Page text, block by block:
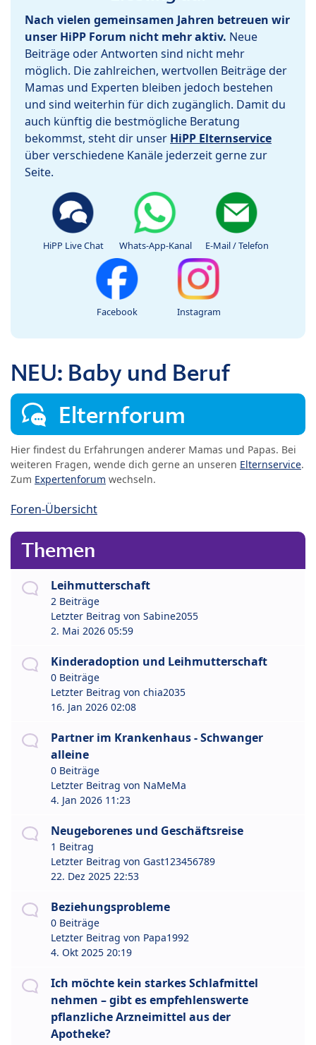
Nach vielen gemeinsamen Jahren betreuen wir
unser HiPP Forum nicht mehr aktiv. Neue
Beiträge oder Antworten sind nicht mehr
möglich. Die zahlreichen, wertvollen Beiträge der
Mamas und Experten bleiben jedoch bestehen
und sind weiterhin für dich zugänglich. Damit du
auch künftig die bestmögliche Beratung
bekommst, steht dir unser HiPP Elternservice
über verschiedene Kanäle jederzeit gerne zur
Seite.
HiPP Live Chat Whats-App-Kanal E-Mail / Telefon
Facebook Instagram
NEU: Baby und Beruf
Elternforum
Hier findest du Erfahrungen anderer Mamas und Papas. Bei
weiteren Fragen, wende dich gerne an unseren Elternservice.
Zum Expertenforum wechseln.
Foren-Übersicht
Themen
Leihmutterschaft
2 Beiträge
Letzter Beitrag von Sabine2055
2. Mai 2026 05:59
Kinderadoption und Leihmutterschaft
0 Beiträge
Letzter Beitrag von chia2035
16. Jan 2026 02:08
Partner im Krankenhaus - Schwanger
alleine
0 Beiträge
Letzter Beitrag von NaMeMa
4. Jan 2026 11:23
Neugeborenes und Geschäftsreise
1 Beitrag
Letzter Beitrag von Gast123456789
22. Dez 2025 22:53
Beziehungsprobleme
0 Beiträge
Letzter Beitrag von Papa1992
4. Okt 2025 20:19
Ich möchte kein starkes Schlafmittel
nehmen – gibt es empfehlenswerte
pflanzliche Arzneimittel aus der
Apotheke?